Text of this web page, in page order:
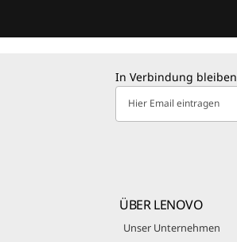
In Verbindung bleiben
Hier Email eintragen
ÜBER LENOVO
Unser Unternehmen